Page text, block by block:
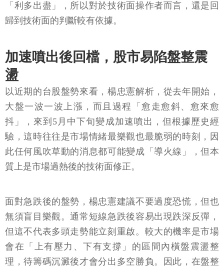
「利多出盡」，所以對於技術面操作者而言，還是回
歸到技術面的判斷較有依據。
加速噴出後回檔，股市易陷盤整震
盪
以近期的台股盤勢來看，楊忠憲解析，從去年開始，
大盤一波一波上漲，而且過程「愈走愈斜、愈來愈
抖」，來到5月中下旬變成加速噴出，但根據歷史經
驗，這時往往是市場情緒最樂觀也最脆弱的時刻，因
此任何風吹草動的消息都可能變成「導火線」，但本
質上是市場過熱後的技術面修正。
面對急跌後的盤勢，楊忠憲建議不要過度恐慌，但也
無須盲目樂觀。通常短線急跌後容易出現跌深反彈，
但這不代表多頭走勢能立刻重啟。較大的機率是市場
會在「上有壓力、下有支撐」的區間內橫盤震盪整
理，待籌碼沉澱後才會分出多空勝負。因此，在盤整